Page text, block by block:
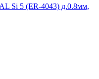
Si 5 (ER-4043) д.0.8мм,